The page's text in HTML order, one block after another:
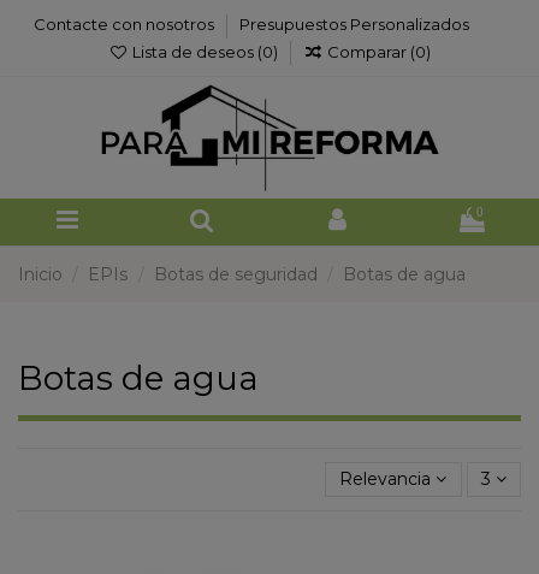
Contacte con nosotros
Presupuestos Personalizados
Lista de deseos (0) Comparar (0)
0
Inicio EPIs Botas de seguridad Botas de agua
Botas de agua
Relevancia 3